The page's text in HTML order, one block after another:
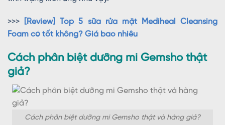
>>>
[Review] Top 5 sữa rửa mặt Mediheal Cleansing
Foam có tốt không? Giá bao nhiêu
Cách phân biệt dưỡng mi Gemsho thật
giả?
Cách phân biệt dưỡng mi Gemsho thật và hàng giả?